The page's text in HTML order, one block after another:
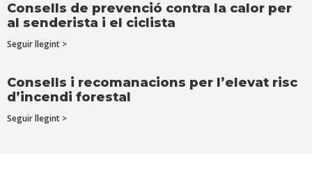
Consells de prevenció contra la calor per
al senderista i el ciclista
Seguir llegint >
Consells i recomanacions per l’elevat risc
d’incendi forestal
Seguir llegint >